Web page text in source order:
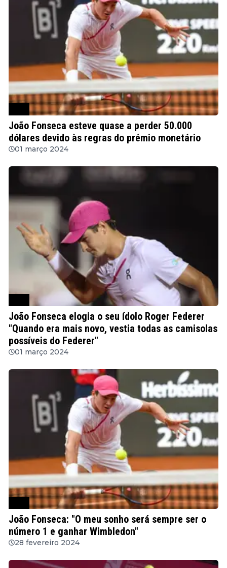
João Fonseca esteve quase a perder 50.000
dólares devido às regras do prémio monetário
01 março 2024
João Fonseca elogia o seu ídolo Roger Federer
"Quando era mais novo, vestia todas as camisolas
possíveis do Federer"
01 março 2024
João Fonseca: "O meu sonho será sempre ser o
número 1 e ganhar Wimbledon"
28 fevereiro 2024